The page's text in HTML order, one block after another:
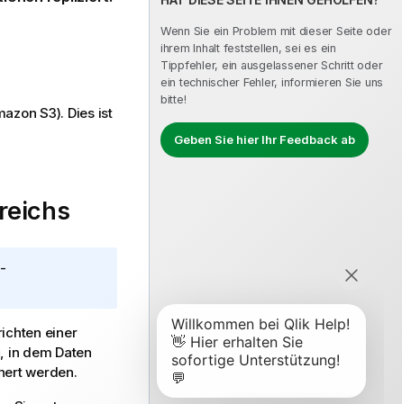
Wenn Sie ein Problem mit dieser Seite oder
ihrem Inhalt feststellen, sei es ein
Tippfehler, ein ausgelassener Schritt oder
ein technischer Fehler, informieren Sie uns
bitte!
Geben Sie hier Ihr Feedback ab
S3). Dies ist
einer
in dem Daten
werden.